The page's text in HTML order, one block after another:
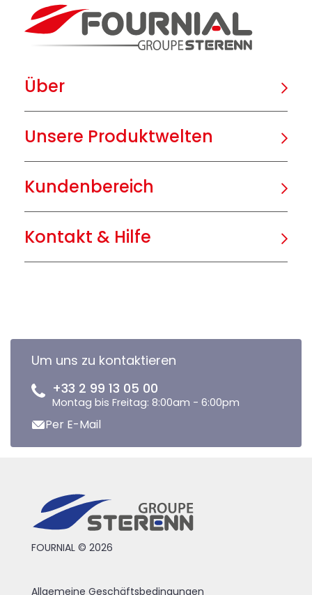
Über
Unsere Produktwelten
Kundenbereich
Kontakt & Hilfe
Um uns zu kontaktieren
+33 2 99 13 05 00
Montag bis Freitag: 8:00am - 6:00pm
Per E-Mail
FOURNIAL © 2026
Allgemeine Geschäftsbedingungen